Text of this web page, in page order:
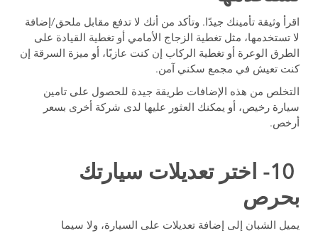
اقرأ وثيقة تأمينك جيدًا. وتأكد من أنك لا تدفع مقابل ملحق/إضافة
لا تستخدمها، مثل تغطية الزجاج الأمامي أو تغطية القيادة على
الطرق الوعرة أو تغطية الركاب إن كنت عازبًا، أو ميزة السرقة إن
كنت تعيش في مجمع سكني آمن.
التخلص من هذه الإضافات طريقة جيدة للحصول على تامين
سيارة رخيص، أو يمكنك العثور عليها لدى شركة أخرى بسعر
أرخص.
10- اختر تعديلات سيارتك
بحرص
يميل الشبان إلى إضافة تعديلات على السيارة، ولا سيما